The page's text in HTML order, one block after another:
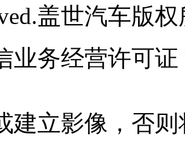
盖世汽车版
业务经营许可证
建立影像，否